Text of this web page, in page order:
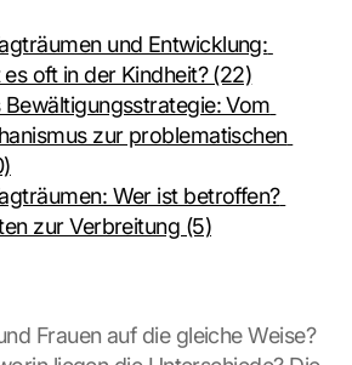
und Entwicklung:
oft in der Kindheit? (22)
Vom
zur problematischen
Wer ist betroffen?
zur Verbreitung (5)
Frauen auf die gleiche Weise?